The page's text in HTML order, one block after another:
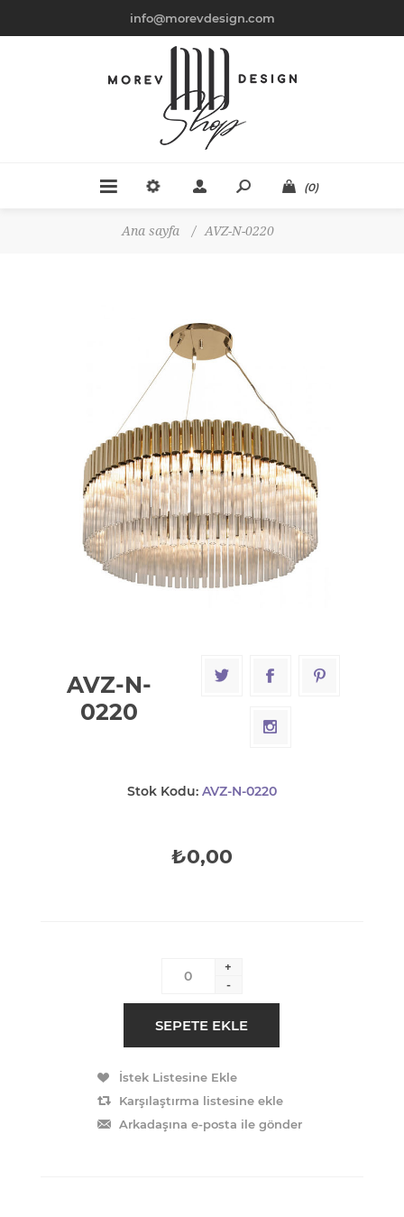
info@morevdesign.com
(0)
Ana sayfa / AVZ-N-0220
AVZ-N-
0220
Stok Kodu: AVZ-N-0220
₺0,00
+
-